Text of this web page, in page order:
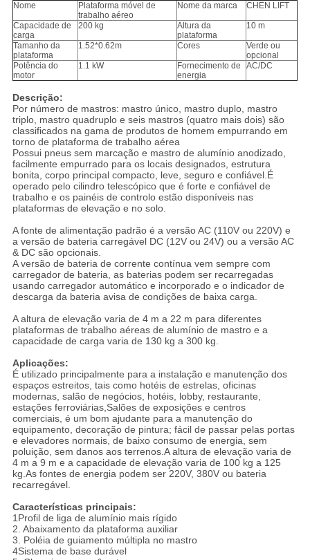
Nome
Plataforma móvel de
trabalho aéreo
Nome da marca CHEN LIFT
Capacidade de
carga
200 kg
Altura da
plataforma
10 m
Tamanho da
plataforma
1.52*0.62m Cores
Verde ou
opcional
Potência do
motor
1.1 kW
Fornecimento de
energia
AC/DC
Descrição:
Por número de mastros: mastro único, mastro duplo, mastro
triplo, mastro quadruplo e seis mastros (quatro mais dois) são
classificados na gama de produtos de homem empurrando em
torno de plataforma de trabalho aérea
Possui pneus sem marcação e mastro de alumínio anodizado,
facilmente empurrado para os locais designados, estrutura
bonita, corpo principal compacto, leve, seguro e confiável.É
operado pelo cilindro telescópico que é forte e confiável de
trabalho e os painéis de controlo estão disponíveis nas
plataformas de elevação e no solo.
A fonte de alimentação padrão é a versão AC (110V ou 220V) e
a versão de bateria carregável DC (12V ou 24V) ou a versão AC
& DC são opcionais.
A versão de bateria de corrente contínua vem sempre com
carregador de bateria, as baterias podem ser recarregadas
usando carregador automático e incorporado e o indicador de
descarga da bateria avisa de condições de baixa carga.
A altura de elevação varia de 4 m a 22 m para diferentes
plataformas de trabalho aéreas de alumínio de mastro e a
capacidade de carga varia de 130 kg a 300 kg.
Aplicações:
É utilizado principalmente para a instalação e manutenção dos
espaços estreitos, tais como hotéis de estrelas, oficinas
modernas, salão de negócios, hotéis, lobby, restaurante,
estações ferroviárias,Salões de exposições e centros
comerciais, é um bom ajudante para a manutenção do
equipamento, decoração de pintura; fácil de passar pelas portas
e elevadores normais, de baixo consumo de energia, sem
poluição, sem danos aos terrenos.A altura de elevação varia de
4 m a 9 m e a capacidade de elevação varia de 100 kg a 125
kg.As fontes de energia podem ser 220V, 380V ou bateria
recarregável.
Características principais:
1Profil de liga de alumínio mais rígido
2. Abaixamento da plataforma auxiliar
3. Poléia de guiamento múltipla no mastro
4Sistema de base durável